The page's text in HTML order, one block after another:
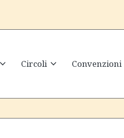
Circoli Convenzioni